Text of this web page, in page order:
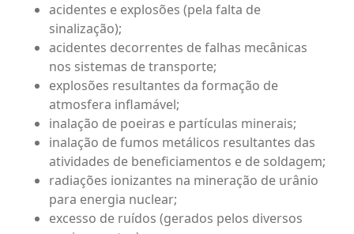
acidentes e explosões (pela falta de
sinalização);
acidentes decorrentes de falhas mecânicas
nos sistemas de transporte;
explosões resultantes da formação de
atmosfera inflamável;
inalação de poeiras e partículas minerais;
inalação de fumos metálicos resultantes das
atividades de beneficiamentos e de soldagem;
radiações ionizantes na mineração de urânio
para energia nuclear;
excesso de ruídos (gerados pelos diversos